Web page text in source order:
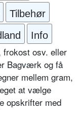
Tilbehør
Info
osv. eller
Bagværk og få
mellem gram,
at vælge
opskrifter med